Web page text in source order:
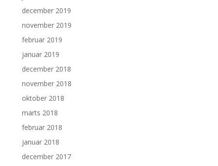
december 2019
november 2019
februar 2019
januar 2019
december 2018
november 2018
oktober 2018
marts 2018
februar 2018
januar 2018
december 2017